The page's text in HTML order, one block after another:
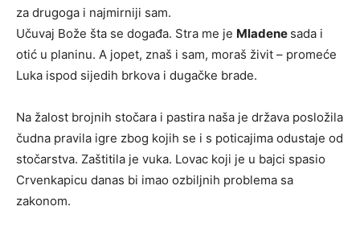
za drugoga i najmirniji sam.
Učuvaj Bože šta se događa. Stra me je Mladene sada i
otić u planinu. A jopet, znaš i sam, moraš živit – promeće
Luka ispod sijedih brkova i dugačke brade.
Na žalost brojnih stočara i pastira naša je država posložila
čudna pravila igre zbog kojih se i s poticajima odustaje od
stočarstva. Zaštitila je vuka. Lovac koji je u bajci spasio
Crvenkapicu danas bi imao ozbiljnih problema sa
zakonom.